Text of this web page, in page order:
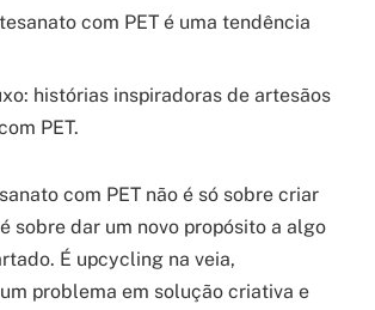
com PET é uma tendência
histórias inspiradoras de artesãos
PET.
com PET não é só sobre criar
sobre dar um novo propósito a algo
É upcycling na veia,
problema em solução criativa e